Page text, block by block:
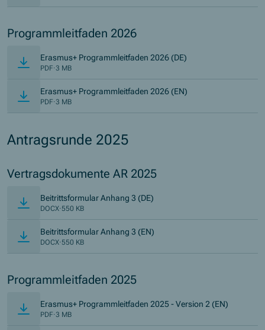
Programmleitfaden 2026
Erasmus+ Programmleitfaden 2026 (DE)
PDF·3 MB
Erasmus+ Programmleitfaden 2026 (EN)
PDF·3 MB
Antragsrunde 2025
Vertragsdokumente AR 2025
Beitrittsformular Anhang 3 (DE)
DOCX·550 KB
Beitrittsformular Anhang 3 (EN)
DOCX·550 KB
Programmleitfaden 2025
Erasmus+ Programmleitfaden 2025 - Version 2 (EN)
PDF·3 MB